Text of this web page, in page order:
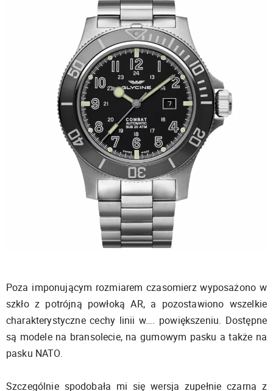
Poza imponującym rozmiarem czasomierz wyposażono w
szkło z potrójną powłoką AR, a pozostawiono wszelkie
charakterystyczne cechy linii w…. powiększeniu. Dostępne
są modele na bransolecie, na gumowym pasku a także na
pasku NATO.
Szczególnie spodobała mi się wersja zupełnie czarna z